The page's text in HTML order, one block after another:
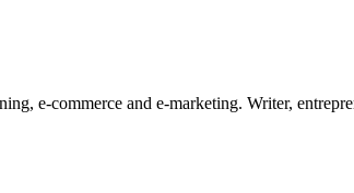
e-commerce and e-marketing. Writer,